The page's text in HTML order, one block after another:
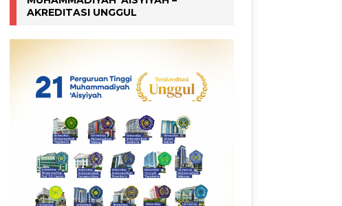
AKREDITASI UNGGUL